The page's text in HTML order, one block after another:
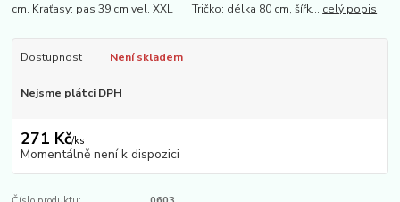
cm. Kraťasy: pas 39 cm vel. XXL Tričko: délka 80 cm, šířk... celý popis
Dostupnost Není skladem
Nejsme plátci DPH
271 Kč/ks
Momentálně není k dispozici